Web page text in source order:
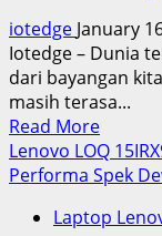
35
Hari
dengan
Harga
300
Ribuan!
iotedge January
Iotedge – Dunia
dari bayangan
masih terasa...
Read MoreRead
more
about
Lenovo LOQ
Performa Spek
Laptop